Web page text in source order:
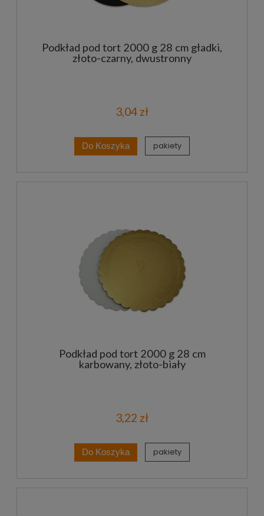
Podkład pod tort 2000 g 28 cm gładki,
złoto-czarny, dwustronny
3,04 zł
Do Koszyka pakiety
Podkład pod tort 2000 g 28 cm
karbowany, złoto-biały
3,22 zł
Do Koszyka pakiety